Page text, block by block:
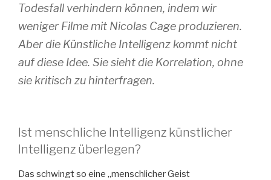
Todesfall verhindern können, indem wir
weniger Filme mit Nicolas Cage produzieren.
Aber die Künstliche Intelligenz kommt nicht
auf diese Idee. Sie sieht die Korrelation, ohne
sie kritisch zu hinterfragen.
Ist menschliche Intelligenz künstlicher
Intelligenz überlegen?
Das schwingt so eine „menschlicher Geist